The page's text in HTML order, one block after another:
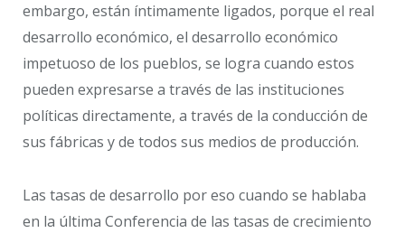
embargo, están íntimamente ligados, porque el real
desarrollo económico, el desarrollo económico
impetuoso de los pueblos, se logra cuando estos
pueden expresarse a través de las instituciones
políticas directamente, a través de la conducción de
sus fábricas y de todos sus medios de producción.
Las tasas de desarrollo por eso cuando se hablaba
en la última Conferencia de las tasas de crecimiento